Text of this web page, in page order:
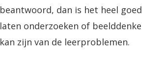
beantwoord, dan is het heel
laten onderzoeken of
kan zijn van de leerproblemen.